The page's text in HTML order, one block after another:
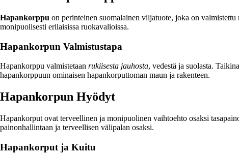
Hapankorppu on perinteinen suomalainen viljatuote, joka on valmistettu
monipuolisesti erilaisissa ruokavalioissa.
Hapankorpun Valmistustapa
Hapankorppu valmistetaan rukiisesta jauhosta, vedestä ja suolasta.
hapankorppuun ominaisen hapankorputtoman maun ja rakenteen.
Hapankorpun Hyödyt
Hapankorput ovat terveellinen ja monipuolinen vaihtoehto osaksi
painonhallintaan ja terveellisen välipalan osaksi.
Hapankorput ja Kuitu